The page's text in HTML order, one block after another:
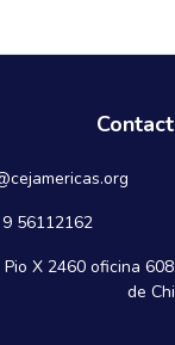
56112162
Pio X 2460 oficina
de